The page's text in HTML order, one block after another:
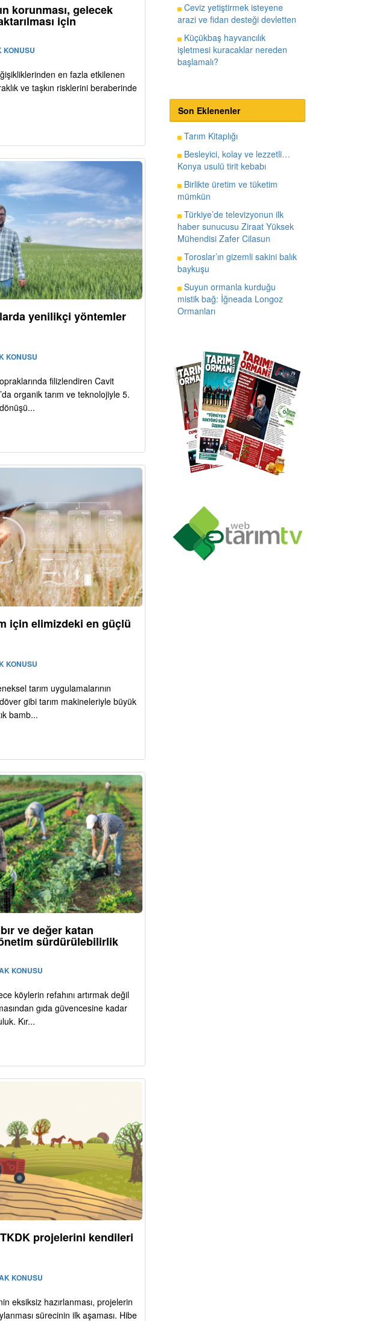
korunması, gelecek
için
KONUSU
en fazla etkilenen
ve taşkın risklerini beraberinde
yenilikçi yöntemler
KONUSU
filizlendiren Cavit
organik tarım ve teknolojiyle 5.
için elimizdeki en güçlü
KONUSU
tarım uygulamalarının
gibi tarım makineleriyle büyük
bamb...
ve değer katan
sürdürülebilirlik
KONUSU
köylerin refahını artırmak değil
gıda güvencesine kadar
Kır...
projelerini kendileri
KONUSU
eksiksiz hazırlanması, projelerin
sürecinin ilk aşaması. Hibe
Ceviz yetiştirmek isteyene
arazi ve fidan desteği devletten
Küçükbaş hayvancılık
işletmesi kuracaklar nereden
başlamalı?
Son Eklenenler
Tarım Kitaplığı
Besleyici, kolay ve lezzetli…
Konya usulü tirit kebabı
Birlikte üretim ve tüketim
mümkün
Türkiye’de televizyonun ilk
haber sunucusu Ziraat Yüksek
Mühendisi Zafer Cilasun
Toroslar’ın gizemli sakini balık
baykuşu
Suyun ormanla kurduğu
mistik bağ: İğneada Longoz
Ormanları